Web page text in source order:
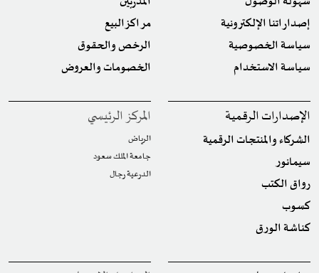
إصداراتنا الإلكترونية
سياسة الخصوصية
سياسة الاستخدام
مراكز البيع
الرخص والحقوق
الخصومات والعروض
الإصدارات الرقمية
الشركاء والمنتجات الرقمية
سيمانور
رواق الكتب
كسوب
كناشة الورق
المركز الرئيسي
الرياض
جامعة الملك سعود
الدرعية رجال